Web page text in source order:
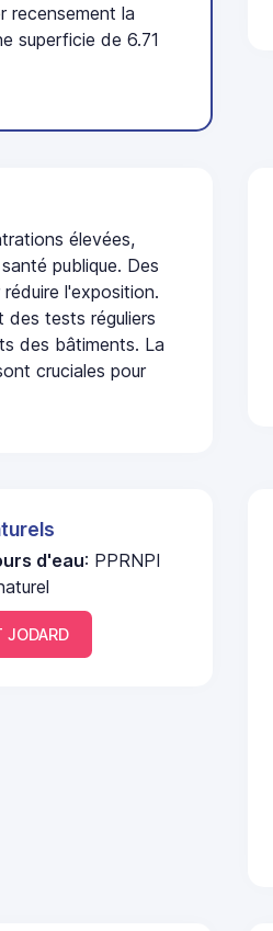
recensement la
superficie de 6.71
élevées,
publique. Des
l'exposition.
des tests réguliers
des bâtiments. La
cruciales pour
d'eau: PPRNPI